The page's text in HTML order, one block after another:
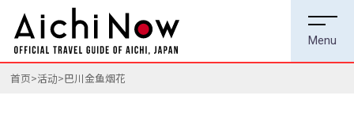
首页 活动 巴川金鱼烟花